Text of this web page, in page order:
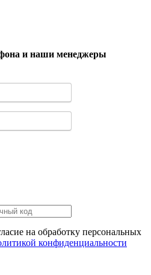
и наши менеджеры
на обработку персональных
конфиденциальности